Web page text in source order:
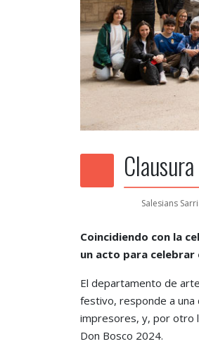
Salesians
Coincidiendo con la
un acto para celebrar
El departamento de
festivo, responde a una
impresores, y, por otro
Don Bosco 2024.